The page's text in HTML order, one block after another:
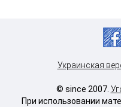
Украинская
© since 2007.
При использовании